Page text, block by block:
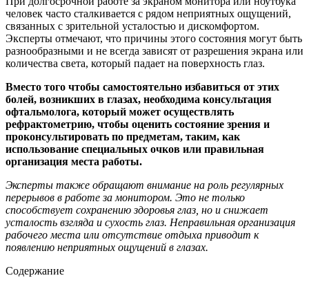
человек часто сталкивается с рядом неприятных ощущений,
связанных с зрительной усталостью и дискомфортом.
Эксперты отмечают, что причины этого состояния могут быть
разнообразными и не всегда зависят от разрешения экрана или
количества света, который падает на поверхность глаз.
Вместо того чтобы самостоятельно избавиться от этих
болей, возникших в глазах, необходима консультация
офтальмолога, который может осуществлять
рефрактометрию, чтобы оценить состояние зрения и
проконсультировать по предметам, таким, как
использование специальных очков или правильная
организация места работы.
Эксперты также обращают внимание на роль регулярных
перерывов в работе за монитором. Это не только
способствует сохранению здоровья глаз, но и снижает
усталость взгляда и сухость глаз. Неправильная организация
рабочего места или отсутствие отдыха приводит к
появлению неприятных ощущений в глазах.
Содержание